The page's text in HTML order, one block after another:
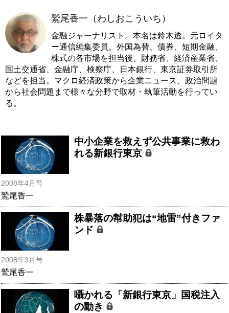
鷲尾香一（わしおこういち）
金融ジャーナリスト。本名は鈴木透。元ロイタ
ー通信編集委員。外国為替、債券、短期金融、
株式の各市場を担当後、財務省、経済産業省、
国土交通省、金融庁、検察庁、日本銀行、東京証券取引所
などを担当。マクロ経済政策から企業ニュース、政治問題
から社会問題まで様々な分野で取材・執筆活動を行ってい
る。
中小企業を救えず公共事業に救わ
れる新銀行東京
2008年4月号
鷲尾香一
株暴落の幇助犯は“地雷”付きファ
ンド
2008年3月号
鷲尾香一
囁かれる「新銀行東京」国税注入
の動き